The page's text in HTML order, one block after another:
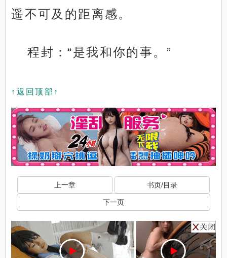
遥不可及的距离感。
程封：“是我和你的事。”
↑返回顶部↑
上一章 书页/目录
下一页